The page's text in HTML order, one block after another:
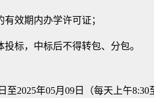
效期内办学许可证；
标，中标后不得转包、分包。
至2025年05月09日 （每天上午8:30